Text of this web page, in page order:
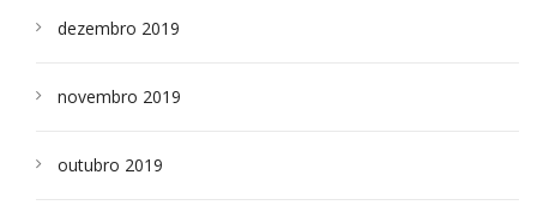
dezembro 2019
novembro 2019
outubro 2019